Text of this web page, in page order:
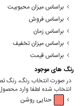
براساس میزان محبوبیت
براساس فروش
براساس زمان
براساس میزان تخفیف
براساس قیمت
رنگ های موجود
در صورت انتخاب رنگ، رنگ
انتخاب شده لطفا وارد
حنایی روشن